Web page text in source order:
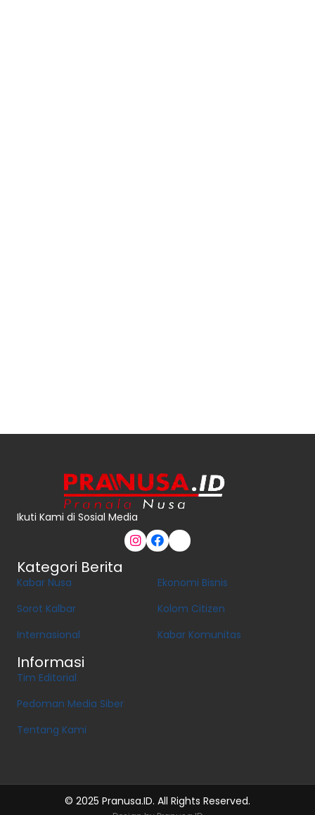
Ikuti Kami di Sosial Media
Kategori Berita
Kabar Nusa
Sorot Kalbar
Internasional
Ekonomi Bisnis
Kolom Citizen
Kabar Komunitas
Informasi
Tim Editorial
Pedoman Media Siber
Tentang Kami
© 2025 Pranusa.ID. All Rights Reserved.